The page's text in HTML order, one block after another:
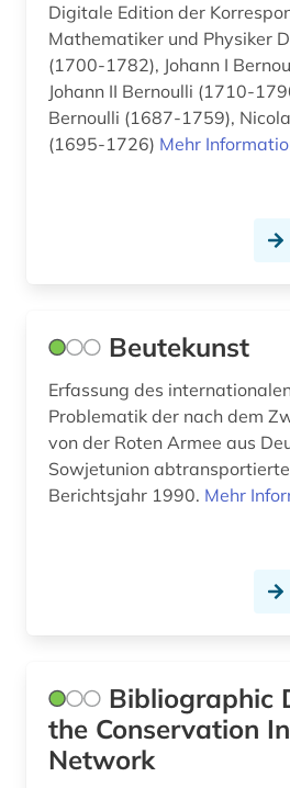
oral history (2)
paris-louvre (1)
pastoren (1)
patristik (1)
photographs (1)
portal (1)
portal &lt;internet&gt; (1)
portal <internet> (1)
prag (1)
professor (5)
professorenkatalog (1)
Digitale Edition der
Mathematiker und Physiker
(1700-1782), Johann I
Johann II Bernoulli (1710-
Bernoulli (1687-1759),
(1695-1726) Mehr
Beutekunst
Erfassung des
Problematik der nach dem
von der Roten Armee aus
Sowjetunion
Berichtsjahr 1990. Mehr
Bibliographic
the Conservation
Network